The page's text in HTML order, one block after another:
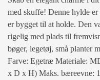
med skuffe! Denne hylde
er bygget til at holde. Den
rigelig med plads til
bøger, legetøj, små planter
Farve: Egetræ Materiale:
x D x H) Maks. bæreevne: